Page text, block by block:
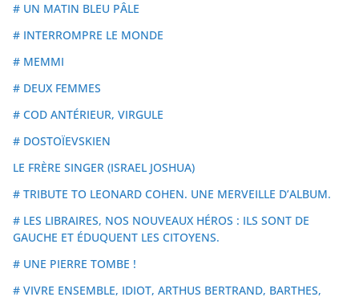
# UN MATIN BLEU PÂLE
# INTERROMPRE LE MONDE
# MEMMI
# DEUX FEMMES
# COD ANTÉRIEUR, VIRGULE
# DOSTOÏEVSKIEN
LE FRÈRE SINGER (ISRAEL JOSHUA)
# TRIBUTE TO LEONARD COHEN. UNE MERVEILLE D’ALBUM.
# LES LIBRAIRES, NOS NOUVEAUX HÉROS : ILS SONT DE
GAUCHE ET ÉDUQUENT LES CITOYENS.
# UNE PIERRE TOMBE !
# VIVRE ENSEMBLE, IDIOT, ARTHUS BERTRAND, BARTHES,